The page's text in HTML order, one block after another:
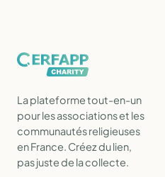
La plateforme tout-en-un
pour les associations et les
communautés religieuses
en France. Créez du lien,
pas juste de la collecte.